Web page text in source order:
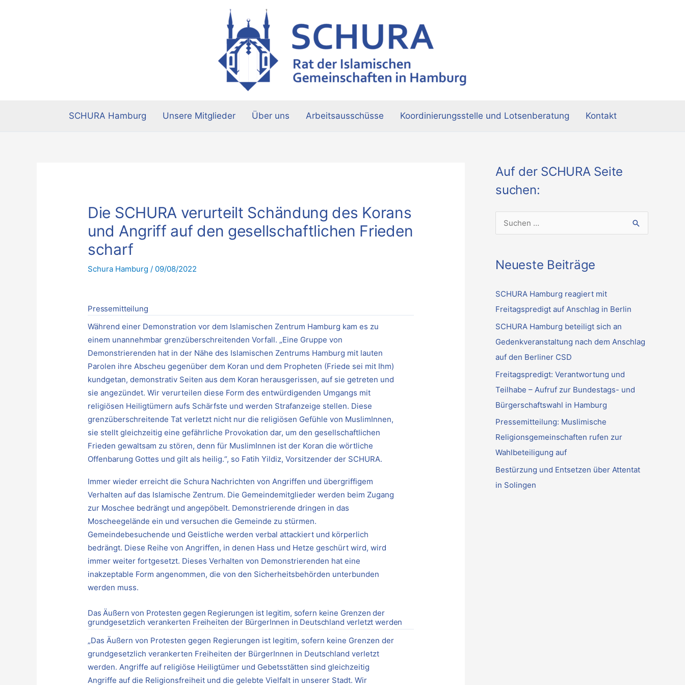
SCHURA Hamburg Unsere Mitglieder Über uns Arbeitsausschüsse Koordinierungsstelle und Lotsenberatung Kontakt
Die SCHURA verurteilt Schändung des Korans
und Angriff auf den gesellschaftlichen Frieden
scharf
Schura Hamburg / 09/08/2022
Pressemitteilung
Während einer Demonstration vor dem Islamischen Zentrum Hamburg kam es zu
einem unannehmbar grenzüberschreitenden Vorfall. „Eine Gruppe von
Demonstrierenden hat in der Nähe des Islamischen Zentrums Hamburg mit lauten
Parolen ihre Abscheu gegenüber dem Koran und dem Propheten (Friede sei mit Ihm)
kundgetan, demonstrativ Seiten aus dem Koran herausgerissen, auf sie getreten und
sie angezündet. Wir verurteilen diese Form des entwürdigenden Umgangs mit
religiösen Heiligtümern aufs Schärfste und werden Strafanzeige stellen. Diese
grenzüberschreitende Tat verletzt nicht nur die religiösen Gefühle von MuslimInnen,
sie stellt gleichzeitig eine gefährliche Provokation dar, um den gesellschaftlichen
Frieden gewaltsam zu stören, denn für MuslimInnen ist der Koran die wörtliche
Offenbarung Gottes und gilt als heilig.“, so Fatih Yildiz, Vorsitzender der SCHURA.
Immer wieder erreicht die Schura Nachrichten von Angriffen und übergriffigem
Verhalten auf das Islamische Zentrum. Die Gemeindemitglieder werden beim Zugang
zur Moschee bedrängt und angepöbelt. Demonstrierende dringen in das
Moscheegelände ein und versuchen die Gemeinde zu stürmen.
Gemeindebesuchende und Geistliche werden verbal attackiert und körperlich
bedrängt. Diese Reihe von Angriffen, in denen Hass und Hetze geschürt wird, wird
immer weiter fortgesetzt. Dieses Verhalten von Demonstrierenden hat eine
inakzeptable Form angenommen, die von den Sicherheitsbehörden unterbunden
werden muss.
Das Äußern von Protesten gegen Regierungen ist legitim, sofern keine Grenzen der
grundgesetzlich verankerten Freiheiten der BürgerInnen in Deutschland verletzt werden
„Das Äußern von Protesten gegen Regierungen ist legitim, sofern keine Grenzen der
grundgesetzlich verankerten Freiheiten der BürgerInnen in Deutschland verletzt
werden. Angriffe auf religiöse Heiligtümer und Gebetsstätten sind gleichzeitig
Angriffe auf die Religionsfreiheit und die gelebte Vielfalt in unserer Stadt. Wir
Auf der SCHURA Seite
suchen:
h
a
c
h
:
Neueste Beiträge
SCHURA Hamburg reagiert mit
Freitagspredigt auf Anschlag in Berlin
SCHURA Hamburg beteiligt sich an
Gedenkveranstaltung nach dem Anschlag
auf den Berliner CSD
Freitagspredigt: Verantwortung und
Teilhabe – Aufruf zur Bundestags- und
Bürgerschaftswahl in Hamburg
Pressemitteilung: Muslimische
Religionsgemeinschaften rufen zur
Wahlbeteiligung auf
Bestürzung und Entsetzen über Attentat
in Solingen